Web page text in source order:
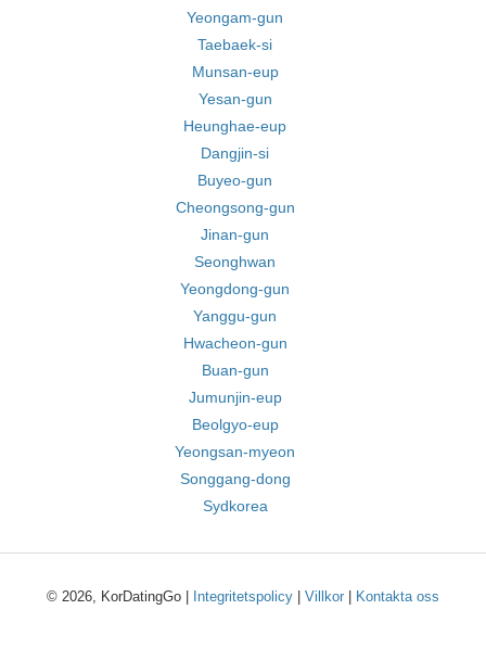
Yeongam-gun
Taebaek-si
Munsan-eup
Yesan-gun
Heunghae-eup
Dangjin-si
Buyeo-gun
Cheongsong-gun
Jinan-gun
Seonghwan
Yeongdong-gun
Yanggu-gun
Hwacheon-gun
Buan-gun
Jumunjin-eup
Beolgyo-eup
Yeongsan-myeon
Songgang-dong
Sydkorea
© 2026, KorDatingGo | Integritetspolicy Villkor Kontakta oss